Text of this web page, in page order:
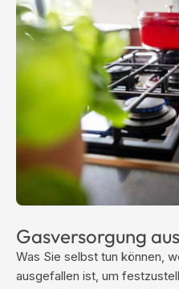
Gasversorgung
Was Sie selbst tun können,
ausgefallen ist, um